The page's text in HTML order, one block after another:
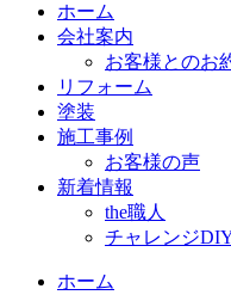
ホーム
会社案内
お客様とのお
リフォーム
塗装
施工事例
お客様の声
新着情報
the職人
チャレンジ
ホーム